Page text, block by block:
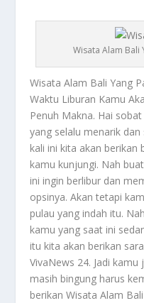
Wisata Alam Bali
Wisata Alam Bali Yang
Waktu Liburan Kamu
Penuh Makna. Hai
yang selalu menarik
kali ini kita akan berikan
kamu kunjungi. Nah
ini ingin berlibur dan
opsinya. Akan tetapi
pulau yang indah itu.
kamu yang saat ini
itu kita akan berikan
VivaNews 24. Jadi
masih bingung harus
berikanWisata Alam Bali